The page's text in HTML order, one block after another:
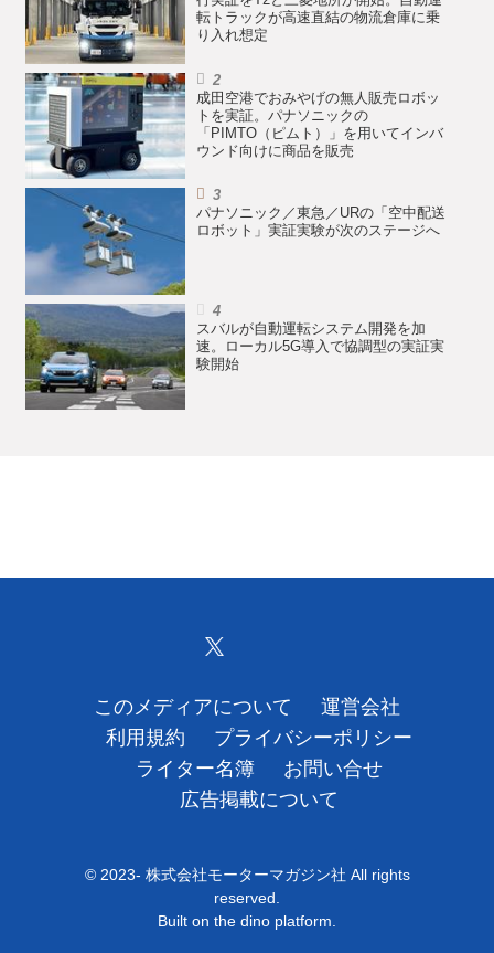
転トラックが高速直結の物流倉庫に乗
り入れ想定
成田空港でおみやげの無人販売ロボッ
トを実証。パナソニックの
「PIMTO（ピムト）」を用いてインバ
ウンド向けに商品を販売
パナソニック／東急／URの「空中配送
ロボット」実証実験が次のステージへ
スバルが自動運転システム開発を加
速。ローカル5G導入で協調型の実証実
験開始
このメディアについて
運営会社
利用規約
プライバシーポリシー
ライター名簿
お問い合せ
広告掲載について
© 2023- 株式会社モーターマガジン社 All rights
reserved.
Built on the dino platform.